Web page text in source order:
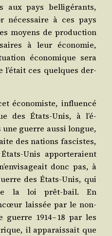
aux pays bel­li­gé­rants,
néces­saire à ces pays
moyens de pro­duc­tion
à leur éco­no­mie,
éco­no­mique sera
l’é­tait ces quelques der­
éco­no­miste, influen­cé
des États-Unis, à l’é­
une guerre aus­si longue,
des nations fas­cistes,
Unis appor­te­raient
donc pas, à
des États-Unis, qui
la loi prêt-bail. En
lais­sée par le non-
1914 – 18 par les
il appa­rais­sait que